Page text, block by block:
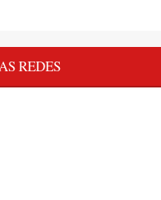
REDES